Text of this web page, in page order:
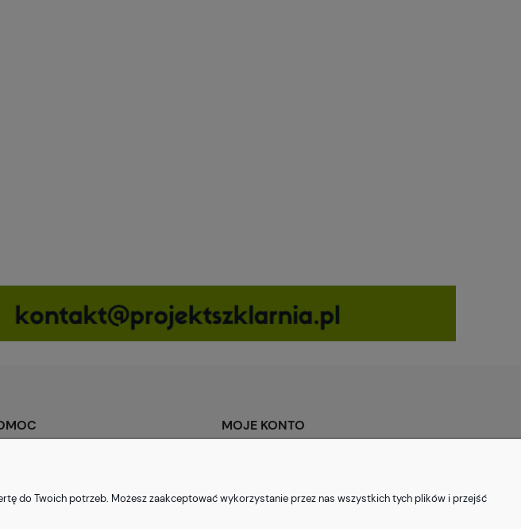
sklepu
MOJE KONTO
Ulubione
do Twoich potrzeb. Możesz zaakceptować wykorzystanie przez nas wszystkich tych plików i przejść